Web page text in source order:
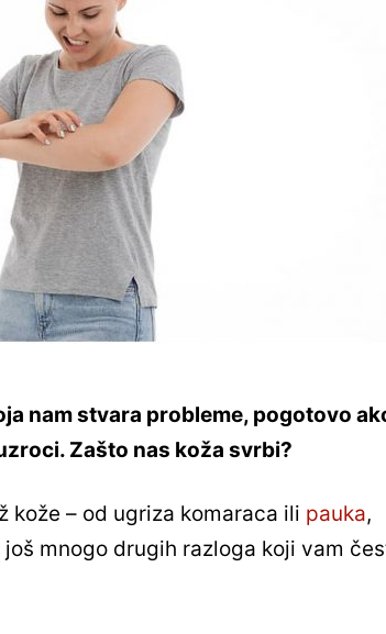
nam stvara probleme, pogotovo
Zašto nas koža svrbi?
kože – od ugriza komaraca ili pauka,
mnogo drugih razloga koji vam